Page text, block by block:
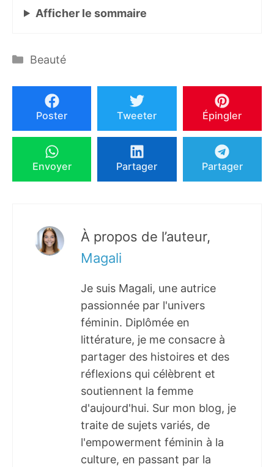
Afficher le sommaire
Catégories
Beauté
Poster Tweeter Épingler
Envoyer Partager Partager
À propos de l’auteur,
Magali
Je suis Magali, une autrice
passionnée par l'univers
féminin. Diplômée en
littérature, je me consacre à
partager des histoires et des
réflexions qui célèbrent et
soutiennent la femme
d'aujourd'hui. Sur mon blog, je
traite de sujets variés, de
l'empowerment féminin à la
culture, en passant par la